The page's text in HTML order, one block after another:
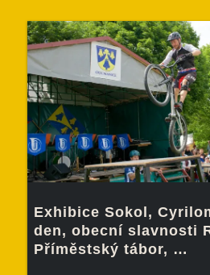
Exhibice Sokol,
den, obecní slavnosti
Příměstský tábor, …